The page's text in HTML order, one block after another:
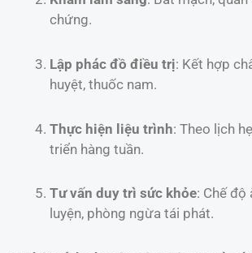
chứng.
Lập phác đồ điều trị: Kết hợp
huyệt, thuốc nam.
Thực hiện liệu trình: Theo lịch
triển hàng tuần.
Tư vấn duy trì sức khỏe: Chế độ
luyện, phòng ngừa tái phát.